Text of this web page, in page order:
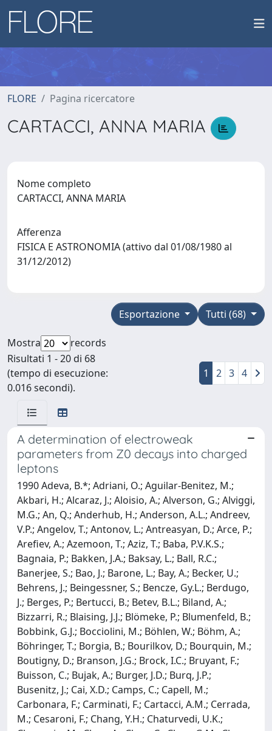
FLORE Pagina ricercatore
CARTACCI, ANNA MARIA
Nome completo
CARTACCI, ANNA MARIA
Afferenza
FISICA E ASTRONOMIA (attivo dal 01/08/1980 al
31/12/2012)
Tutti (68)
Esportazione
Mostra
records
Risultati 1 - 20 di 68
(tempo di esecuzione:
0.016 secondi).
1 2 3 4
A determination of electroweak
parameters from Z0 decays into charged
leptons
1990 Adeva, B.*; Adriani, O.; Aguilar-Benitez, M.;
Akbari, H.; Alcaraz, J.; Aloisio, A.; Alverson, G.; Alviggi,
M.G.; An, Q.; Anderhub, H.; Anderson, A.L.; Andreev,
V.P.; Angelov, T.; Antonov, L.; Antreasyan, D.; Arce, P.;
Arefiev, A.; Azemoon, T.; Aziz, T.; Baba, P.V.K.S.;
Bagnaia, P.; Bakken, J.A.; Baksay, L.; Ball, R.C.;
Banerjee, S.; Bao, J.; Barone, L.; Bay, A.; Becker, U.;
Behrens, J.; Beingessner, S.; Bencze, Gy.L.; Berdugo,
J.; Berges, P.; Bertucci, B.; Betev, B.L.; Biland, A.;
Bizzarri, R.; Blaising, J.J.; Blömeke, P.; Blumenfeld, B.;
Bobbink, G.J.; Bocciolini, M.; Böhlen, W.; Böhm, A.;
Böhringer, T.; Borgia, B.; Bourilkov, D.; Bourquin, M.;
Boutigny, D.; Branson, J.G.; Brock, I.C.; Bruyant, F.;
Buisson, C.; Bujak, A.; Burger, J.D.; Burq, J.P.;
Busenitz, J.; Cai, X.D.; Camps, C.; Capell, M.;
Carbonara, F.; Carminati, F.; Cartacci, A.M.; Cerrada,
M.; Cesaroni, F.; Chang, Y.H.; Chaturvedi, U.K.;